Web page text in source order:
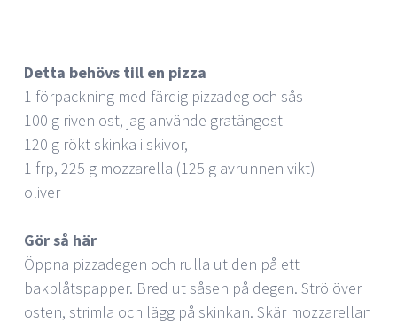
Detta behövs till en pizza
1 förpackning med färdig pizzadeg och sås
100 g riven ost, jag använde gratängost
120 g rökt skinka i skivor,
1 frp, 225 g mozzarella (125 g avrunnen vikt)
oliver
Gör så här
Öppna pizzadegen och rulla ut den på ett
bakplåtspapper. Bred ut såsen på degen. Strö över
osten, strimla och lägg på skinkan. Skär mozzarellan